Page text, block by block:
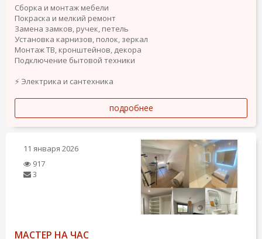
Сборка и монтаж мебели
Покраска и мелкий ремонт
Замена замков, ручек, петель
Установка карнизов, полок, зеркал
Монтаж ТВ, кронштейнов, декора
Подключение бытовой техники
⚡ Электрика и сантехника
подробнее
11 января 2026
917
3
МАСТЕР НА ЧАС